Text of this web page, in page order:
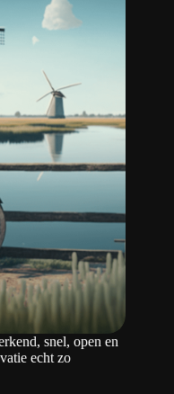
snel, open en
echt zo